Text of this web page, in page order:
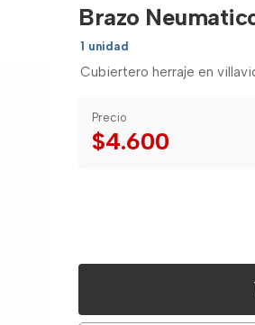
Brazo
1 unidad
Cubiertero herraje en
Precio
$4.600